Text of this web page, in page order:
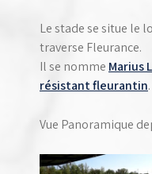
Le stade se situe le
traverse Fleurance.
Il se nomme Marius
résistant fleurantin.
Vue Panoramique